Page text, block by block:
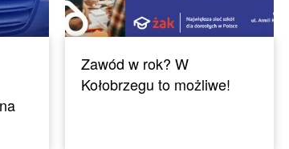
Zawód w rok? W
Kołobrzegu to możliwe!